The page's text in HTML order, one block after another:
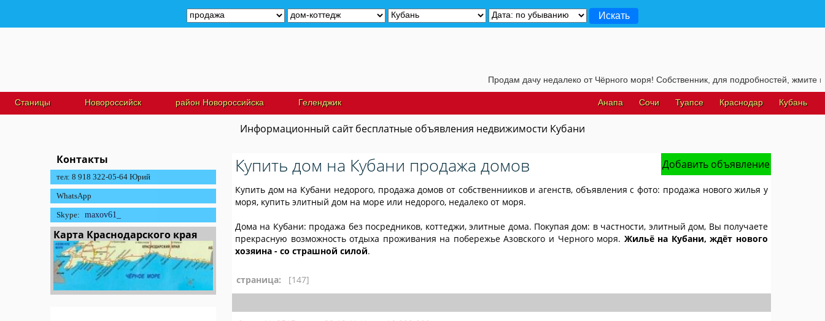
Информационный сайт бесплатные объявления недвижимости Кубани
Добавить объявление
Купить дом на Кубани продажа домов
Купить дом на Кубани недорого, продажа домов от собственнииков и агенств, объявления с фото: продажа нового жилья у
моря, купить элитный дом на море или недорого, недалеко от моря.
Дома на Кубани: продажа без посредников, коттеджи, элитные дома. Покупая дом: в частности, элитный дом, Вы получаете
прекрасную возможность отдыха проживания на побережье Азовского и Черного моря. Жильё на Кубани, ждёт нового
хозяина - со страшной силой.
страница: [147]
Контакты
тел: 8 918 322-05-64 Юрий
WhatsApp
Skype: maxov61_
Карта Краснодарского края
Станицы Новороссийск район Новороссийска Геленджик Кубань
Краснодар
Туапсе
Сочи
Анапа
Продам дачу недалеко от Чёрного моря! Собственник, для подробностей, жмите на эту